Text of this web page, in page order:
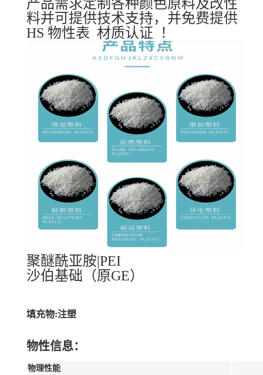
产品需求定制各种颜色原料及改性
料并可提供技术支持，并免费提供
HS 物性表 材质认证 ！
聚醚酰亚胺|PEI
沙伯基础（原GE）
填充物:注塑
物性信息：
物理性能